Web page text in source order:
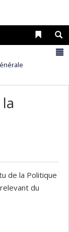
Liens
de la Politique
du